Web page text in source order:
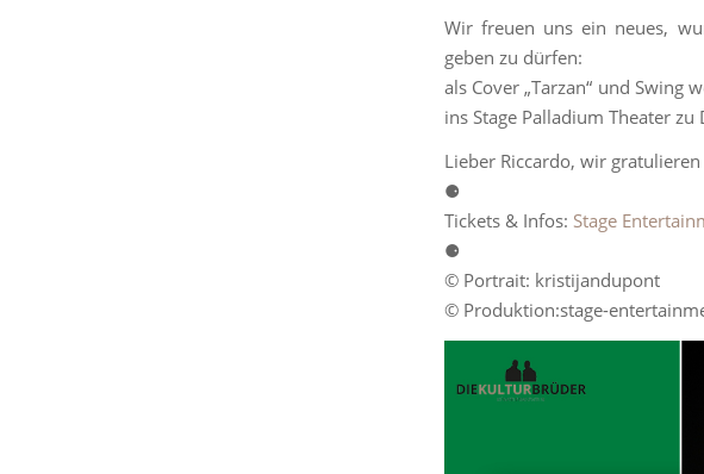
Wir freuen uns ein neues,
geben zu dürfen:
als Cover „Tarzan“ und Swing
ins Stage Palladium Theater zu
Lieber Riccardo, wir
⚈
Tickets & Infos: Stage
⚈
© Portrait: kristijandupont
© Produktion:stage-